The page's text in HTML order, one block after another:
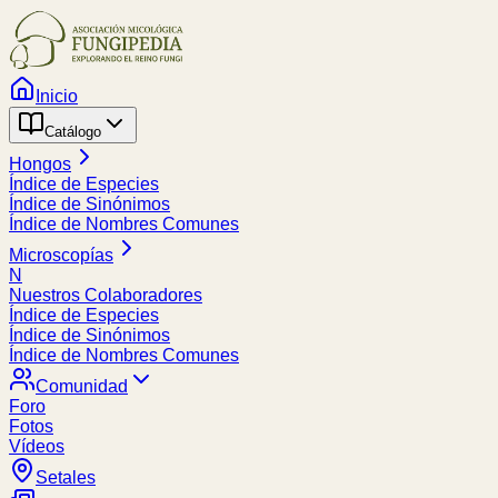
Inicio
Catálogo
Hongos
Índice de Especies
Índice de Sinónimos
Índice de Nombres Comunes
Microscopías
N
Nuestros Colaboradores
Índice de Especies
Índice de Sinónimos
Índice de Nombres Comunes
Comunidad
Foro
Fotos
Vídeos
Setales